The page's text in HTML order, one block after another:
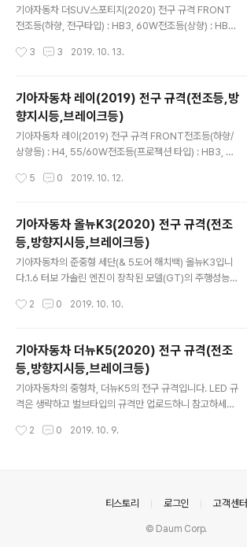
기아자동차 더SUV스포티지(2020) 전구 규격 FRONT
전조등(하향, 전구타입) : HB3, 60W전조등(상향) : HB3,
(앞, 전구타입) : P21/5W, 5W주간주행등(전구타입) : P2
(차량측면) : WY5W, 5W REAR제동등/미등(전구타입) :
P21/5W, 5W미등(전구타입) : P21/5W, 5W방향지시등
(뒤) : PY21W, 21W후진등 : P21W, 21W번호판등 : W5
W, 5W 실내맵램프(전구타입) : W10W, 10W * 출처 : 기
아자동차
3 3 2019. 10. 13.
기아자동차 레이(2019) 전구 규격(전조등,방
향지시등,브레이크등)
기아자동차 레이(2019) 전구 규격 FRONT전조등(하향/
상향등) : H4, 55/60W전조등(프로젝션 타입) : HB3, 60
: PY28/8W, 28W안개등 : H8, 35W REAR후진등 : W1
5W제동등/미등 : P21/5W, 21W/5W 실내맵램프 : W6
W, 6W * 출처 : 기아자동차
5 0 2019. 10. 12.
기아자동차 올뉴K3(2020) 전구 규격(전조
등,방향지시등,브레이크등)
기아자동차의 준중형 세단(& 5도어 해치백) 올뉴K3입니
다.1.6 터보 가솔린 엔진이 장착된 모델(GT)의 주행성능이
다.기아자동차 올뉴K3(2020) 전구 규격(전조등,방향지시
3LL, 60W전조등(상향-BI PROJ타입) : H7LL, 55W방
향지시등(앞) : PY21W, 21W차폭등 : P21/5W, 5W주간
주행등 : P21/5W, 21W안개등 : HB4, 51W방향지시등
(차량측면) : W5W, 5W REAR방향지시등(뒤) : PY21W,
21W후진등 : W16W, 16W보조제동등 : P21W, 21W번
기아자동차
2 0 2019. 10. 10.
기아자동차 더뉴K5(2020) 전구 규격(전조
등,방향지시등,브레이크등)
기아자동차의 중형차, 더뉴K5의 전구 규격입니다. LED 규
격은 생략하고 벌브타입의 규격만 업로드하니 참고하세요.
향) : H7, 55W 전조등(상향) : HB3, 60W 방향지시등(앞)
(중간) : W5W, 5W 방향지시등(뒤) : PY21W, 21W 후진
2 0 2019. 10. 9.
티스토리 로그인 고객센터
© Daum Corp.